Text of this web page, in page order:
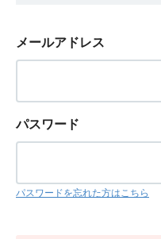
メールアドレス
パスワード
パスワードを忘れた方はこちら